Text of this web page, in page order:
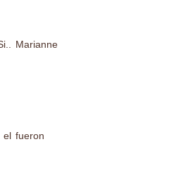
Marianne
fueron